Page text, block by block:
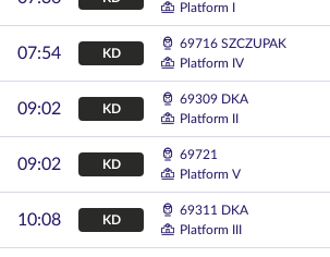
Platform I
07:54 KD
69716 SZCZUPAK
Platform IV
09:02 KD
69309 DKA
Platform II
09:02 KD
69721
Platform V
10:08 KD
69311 DKA
Platform III